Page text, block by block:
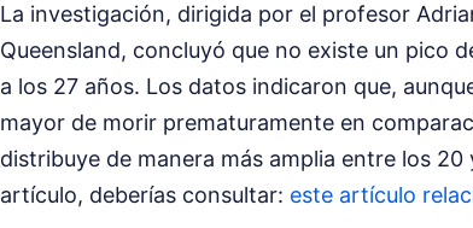
La investigación, dirigida por el profesor
Queensland, concluyó que no existe un pico
a los 27 años. Los datos indicaron que,
mayor de morir prematuramente en
distribuye de manera más amplia entre los 20
artículo, deberías consultar: este artículo